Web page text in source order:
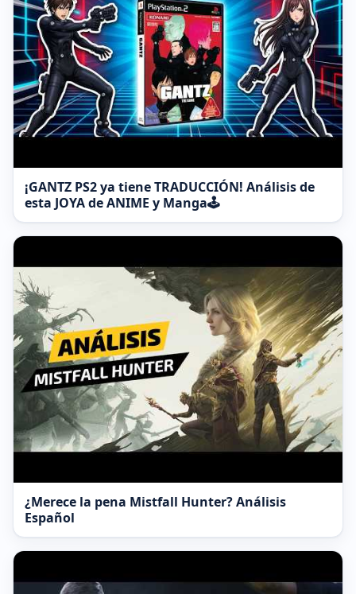
¡GANTZ PS2 ya tiene TRADUCCIÓN! Análisis de
esta JOYA de ANIME y Manga🕹️
¿Merece la pena Mistfall Hunter? Análisis
Español